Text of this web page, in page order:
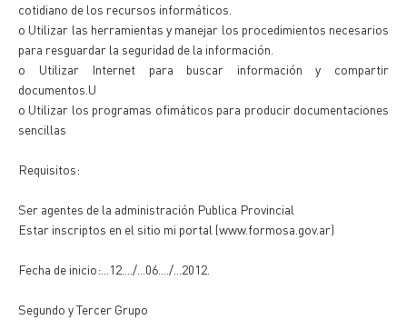
cotidiano de los recursos informáticos.
o Utilizar las herramientas y manejar los procedimientos necesarios
para resguardar la seguridad de la información.
o Utilizar Internet para buscar información y compartir
documentos.U
o Utilizar los programas ofimáticos para producir documentaciones
sencillas
Requisitos:
Ser agentes de la administración Publica Provincial
Estar inscriptos en el sitio mi portal (www.formosa.gov.ar)
Fecha de inicio:...12..../...06..../...2012.
Segundo y Tercer Grupo